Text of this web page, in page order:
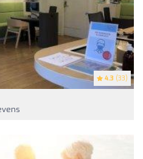
4.3 (33)